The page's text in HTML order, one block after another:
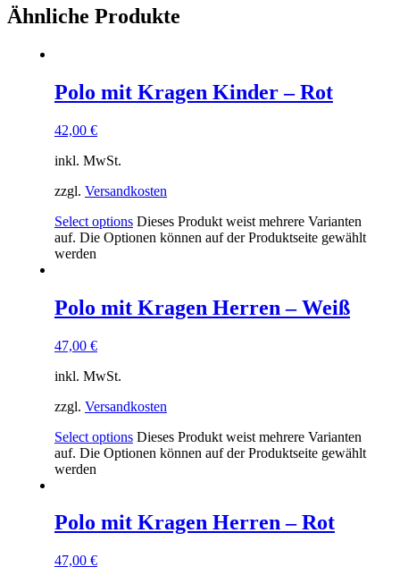
Ähnliche Produkte
Polo mit Kragen Kinder – Rot
42,00 €
inkl. MwSt.
zzgl. Versandkosten
Select options Dieses Produkt weist mehrere Varianten
auf. Die Optionen können auf der Produktseite gewählt
werden
Polo mit Kragen Herren – Weiß
47,00 €
inkl. MwSt.
zzgl. Versandkosten
Select options Dieses Produkt weist mehrere Varianten
auf. Die Optionen können auf der Produktseite gewählt
werden
Polo mit Kragen Herren – Rot
47,00 €